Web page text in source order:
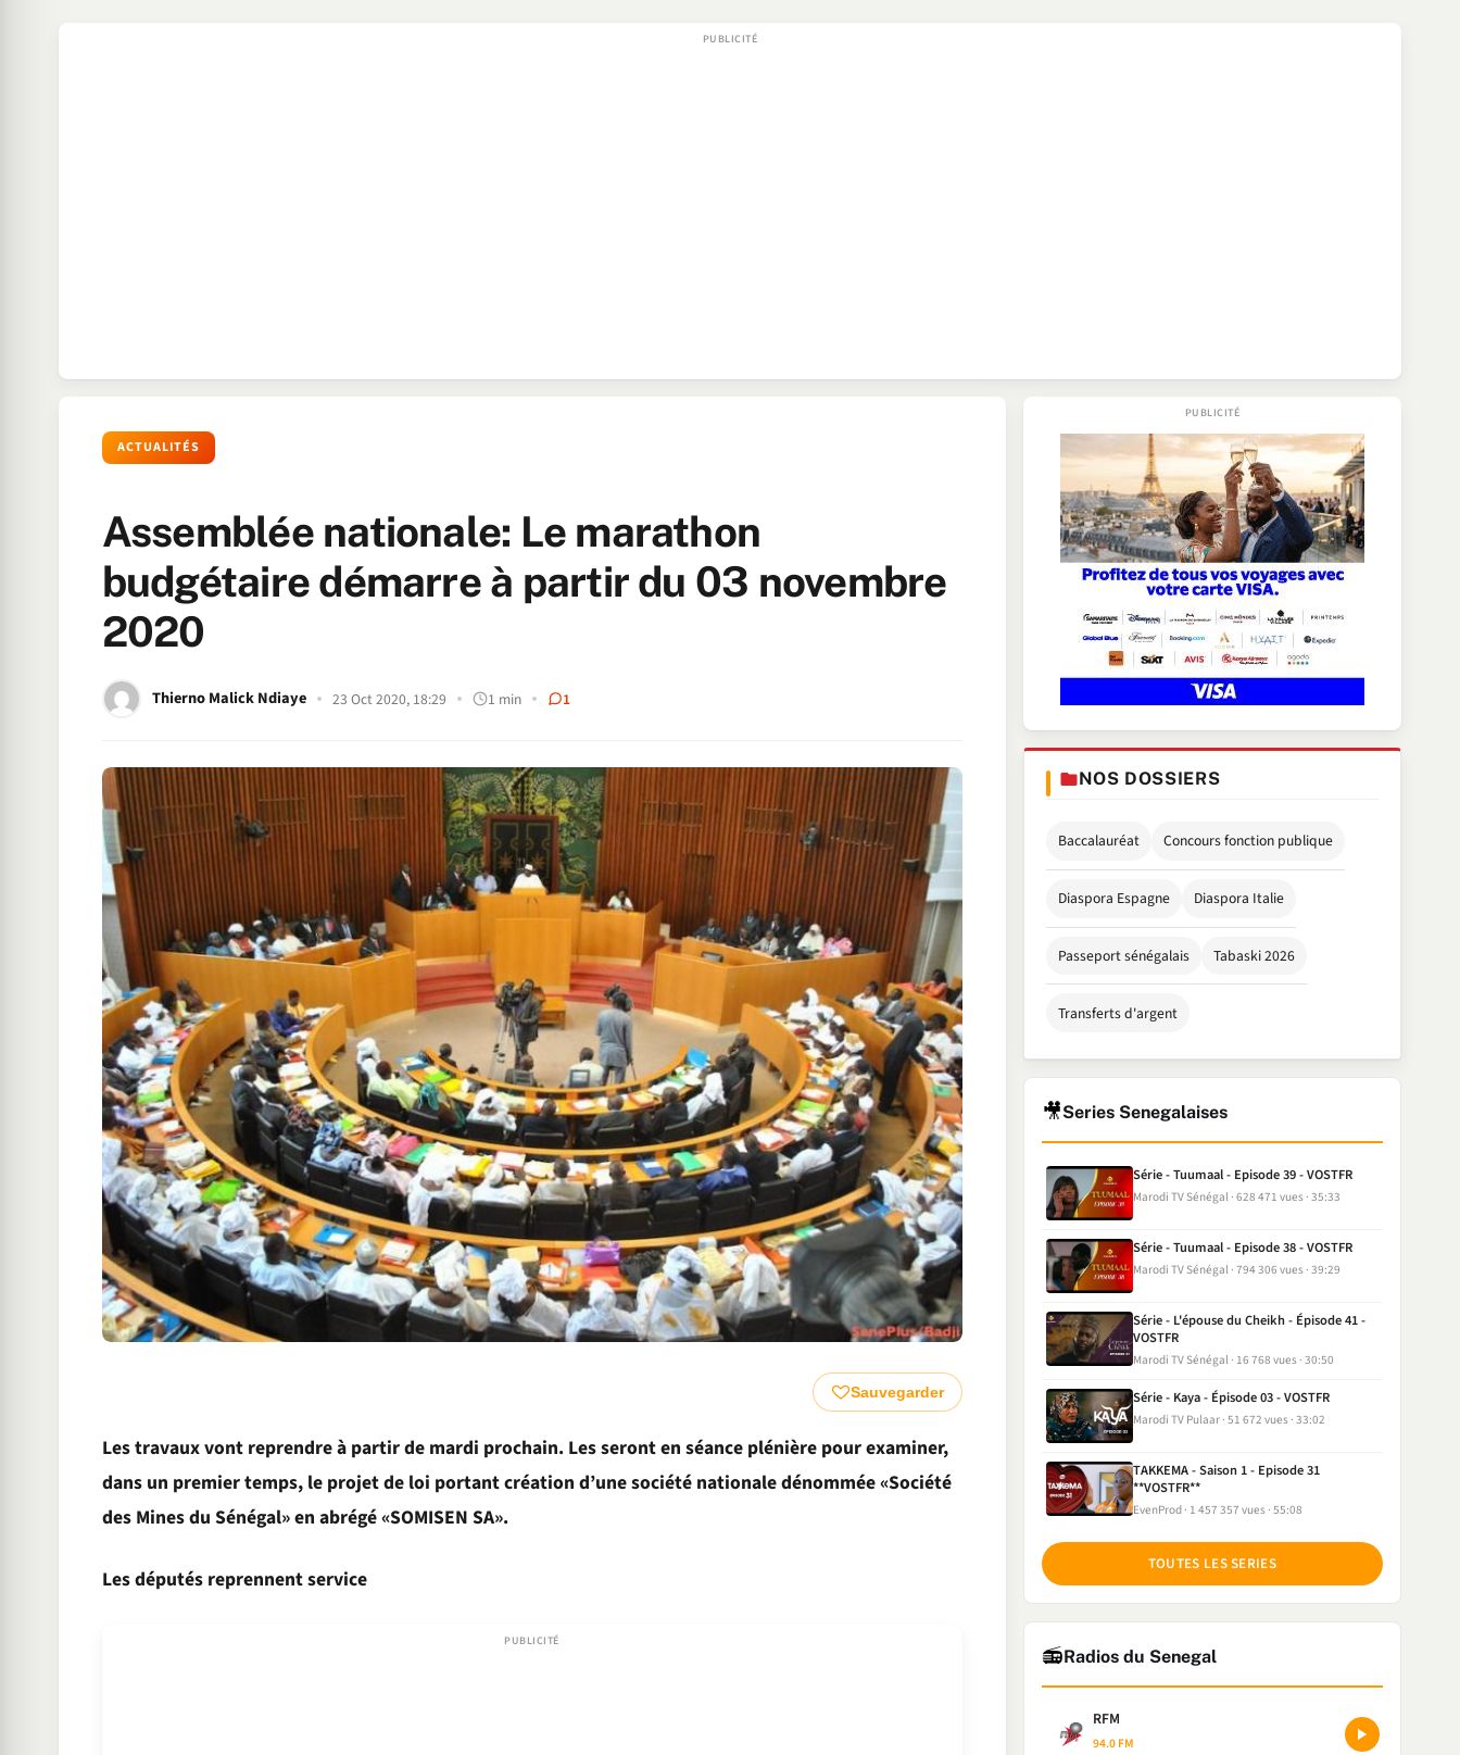
ACTUALITÉS
Assemblée nationale: Le marathon
budgétaire démarre à partir du 03 novembre
2020
Thierno Malick Ndiaye 23 Oct 2020, 18:29 1 min 1
Sauvegarder
Les travaux vont reprendre à partir de mardi prochain. Les seront en séance plénière pour examiner,
dans un premier temps, le projet de loi portant création d’une société nationale dénommée «Société
des Mines du Sénégal» en abrégé «SOMISEN SA».
Les députés reprennent service
NOS DOSSIERS
Baccalauréat Concours fonction publique
Diaspora Espagne Diaspora Italie
Passeport sénégalais Tabaski 2026
Transferts d'argent
🎥Series Senegalaises
Série - Tuumaal - Episode 39 - VOSTFR
Marodi TV Sénégal 628 471 vues 35:33
Série - Tuumaal - Episode 38 - VOSTFR
Marodi TV Sénégal 794 306 vues 39:29
Série - L'épouse du Cheikh - Épisode 41 -
VOSTFR
Marodi TV Sénégal 16 768 vues 30:50
Série - Kaya - Épisode 03 - VOSTFR
Marodi TV Pulaar 51 672 vues 33:02
TAKKEMA - Saison 1 - Episode 31
**VOSTFR**
EvenProd 1 457 357 vues 55:08
TOUTES LES SERIES
📻Radios du Senegal
RFM
94.0 FM